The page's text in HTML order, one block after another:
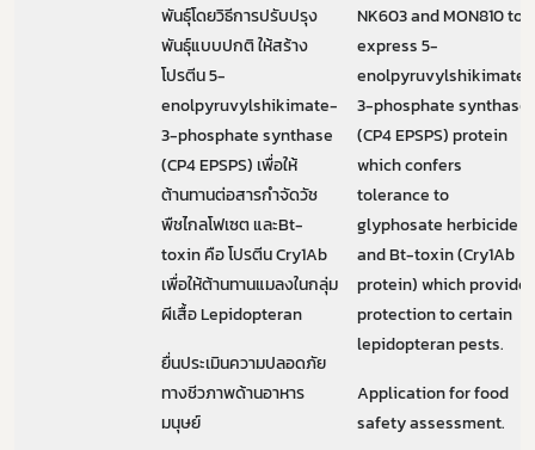
พันธุ์โดยวิธีการปรับปรุง
พันธุ์แบบปกติ ให้สร้าง
โปรตีน 5-
enolpyruvylshikimate-
3-phosphate synthase
(CP4 EPSPS) เพื่อให้
ต้านทานต่อสารกำจัดวัช
พืชไกลโฟเซต และBt-
toxin คือ โปรตีน Cry1Ab
เพื่อให้ต้านทานแมลงในกลุ่ม
ผีเสื้อ Lepidopteran
ยื่นประเมินความปลอดภัย
ทางชีวภาพด้านอาหาร
มนุษย์
NK603 and MON810 to
express 5-
enolpyruvylshikimate-
3-phosphate synthase
(CP4 EPSPS) protein
which confers
tolerance to
glyphosate herbicide
and Bt-toxin (Cry1Ab
protein) which provide
protection to certain
lepidopteran pests.
Application for food
safety assessment.